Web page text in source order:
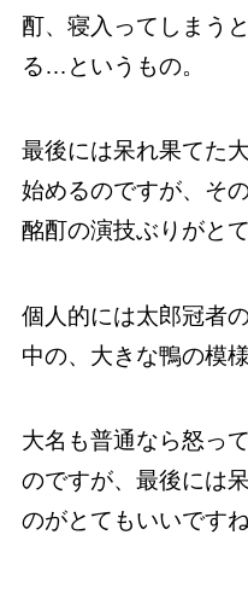
酊、寝入ってしまう
る…というもの。
最後には呆れ果てた
始めるのですが、そ
酩酊の演技ぶりがと
個人的には太郎冠者
中の、大きな鴨の模
大名も普通なら怒っ
のですが、最後には
のがとてもいいですね